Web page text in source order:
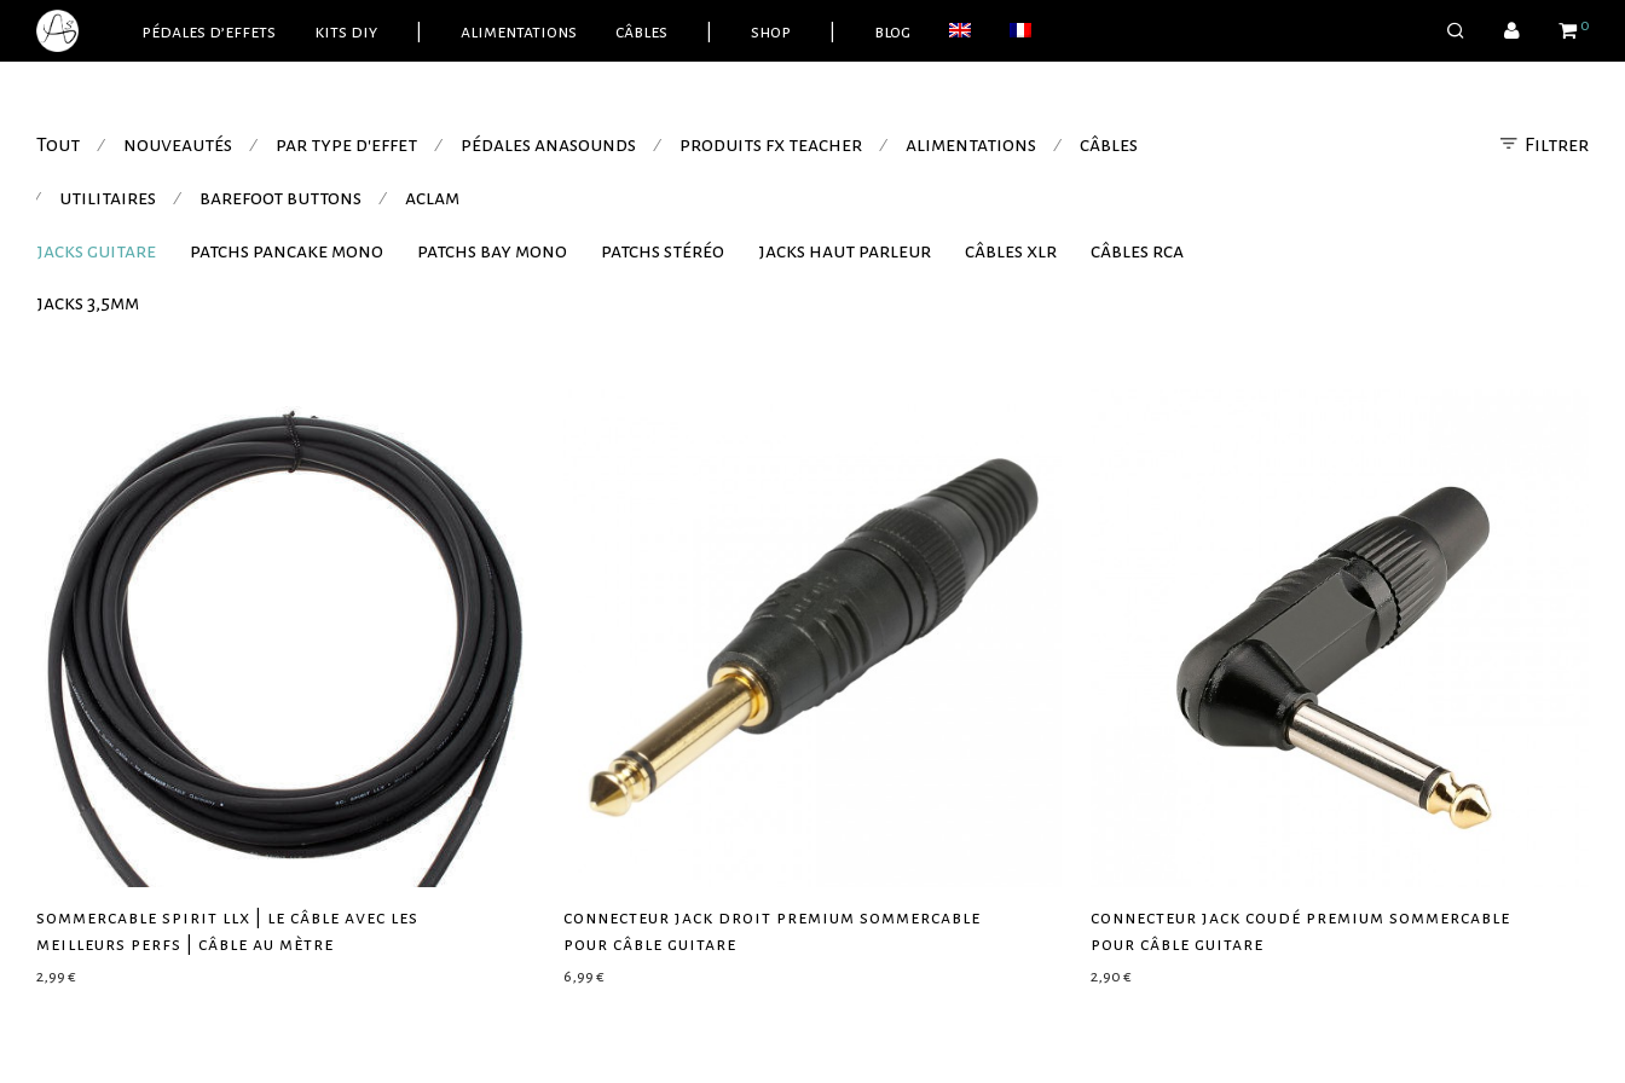
pédales d’effets kits diy alimentations câbles shop blog 0
Filtrer
Tout ⁄ nouveautés ⁄ par type d'effet ⁄ pédales anasounds ⁄ produits fx teacher ⁄ alimentations ⁄ câbles
⁄ utilitaires ⁄ barefoot buttons ⁄ aclam
jacks guitare patchs pancake mono patchs bay mono patchs stéréo jacks haut parleur câbles xlr câbles rca
jacks 3,5mm
sommercable spirit llx | le câble avec les
meilleurs perfs | câble au mètre
2,99 €
connecteur jack droit premium sommercable
pour câble guitare
6,99 €
connecteur jack coudé premium sommercable
pour câble guitare
2,90 €